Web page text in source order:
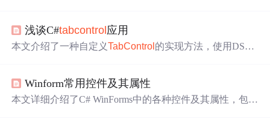
NELdqw。接着设置了图例名称、
了指定的Tab页。最后，博客还涉及到设置图例属性和面板
浅谈C#tabcontrol应用
本文介绍了一种自定义TabControl 的实现方法，使用DSkin
Winform常用控件及其属性
本文详细介绍了C# WinForms中的各种控件及其属性，包括